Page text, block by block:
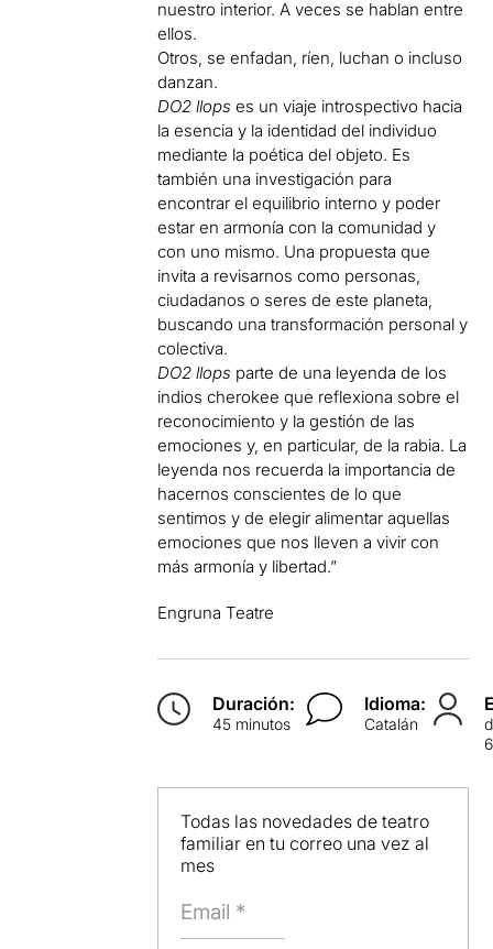
nuestro interior. A veces se hablan entre
ellos.
Otros, se enfadan, ríen, luchan o incluso
danzan.
DO2 llops es un viaje introspectivo hacia
la esencia y la identidad del individuo
mediante la poética del objeto. Es
también una investigación para
encontrar el equilibrio interno y poder
estar en armonía con la comunidad y
con uno mismo. Una propuesta que
invita a revisarnos como personas,
ciudadanos o seres de este planeta,
buscando una transformación personal y
colectiva.
DO2 llops parte de una leyenda de los
indios cherokee que reflexiona sobre el
reconocimiento y la gestión de las
emociones y, en particular, de la rabia. La
leyenda nos recuerda la importancia de
hacernos conscientes de lo que
sentimos y de elegir alimentar aquellas
emociones que nos lleven a vivir con
más armonía y libertad.”
Engruna Teatre
Duración:
45 minutos
Idioma:
Catalán
6
Todas las novedades de teatro
familiar en tu correo una vez al
mes